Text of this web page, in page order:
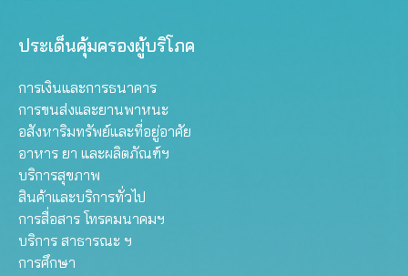
ประเด็นคุ้มครองผู้บริโภค
การเงินและการธนาคาร
การขนส่งและยานพาหนะ
อสังหาริมทรัพย์และที่อยู่อาศัย
อาหาร ยา และผลิตภัณฑ์ฯ
บริการสุขภาพ
สินค้าและบริการทั่วไป
การสื่อสาร โทรคมนาคมฯ
บริการ สาธารณะ ฯ
การศึกษา